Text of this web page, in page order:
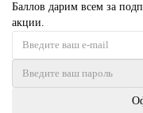
Баллов дарим всем за
акции.